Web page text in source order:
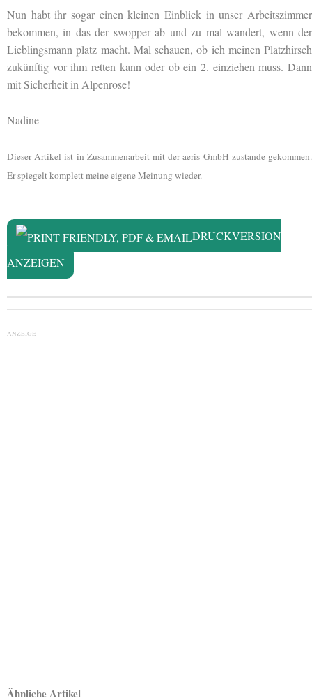
Nun habt ihr sogar einen kleinen Einblick in unser Arbeitszimmer
bekommen, in das der swopper ab und zu mal wandert, wenn der
Lieblingsmann platz macht. Mal schauen, ob ich meinen Platzhirsch
zukünftig vor ihm retten kann oder ob ein 2. einziehen muss. Dann
mit Sicherheit in Alpenrose!
Nadine
Dieser Artikel ist in Zusammenarbeit mit der aeris GmbH zustande gekommen.
Er spiegelt komplett meine eigene Meinung wieder.
DRUCKVERSION
ANZEIGEN
ANZEIGE
Ähnliche Artikel